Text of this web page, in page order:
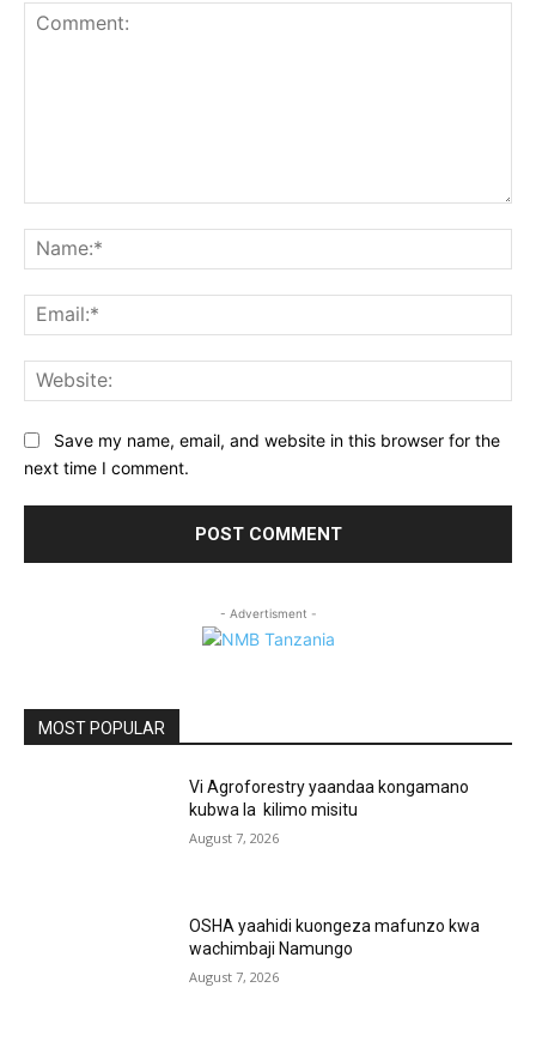
Save my name, email, and website in this browser for the
next time I comment.
- Advertisment -
MOST POPULAR
Vi Agroforestry yaandaa kongamano
kubwa la kilimo misitu
August 7, 2026
OSHA yaahidi kuongeza mafunzo kwa
wachimbaji Namungo
August 7, 2026